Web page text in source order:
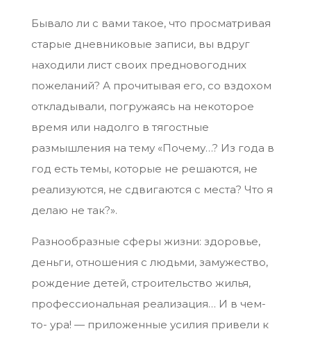
Бывало ли с вами такое, что просматривая
старые дневниковые записи, вы вдруг
находили лист своих предновогодних
пожеланий? А прочитывая его, со вздохом
откладывали, погружаясь на некоторое
время или надолго в тягостные
размышления на тему «Почему…? Из года в
год есть темы, которые не решаются, не
реализуются, не сдвигаются с места? Что я
делаю не так?».
Разнообразные сферы жизни: здоровье,
деньги, отношения с людьми, замужество,
рождение детей, строительство жилья,
профессиональная реализация… И в чем-
то- ура! — приложенные усилия привели к